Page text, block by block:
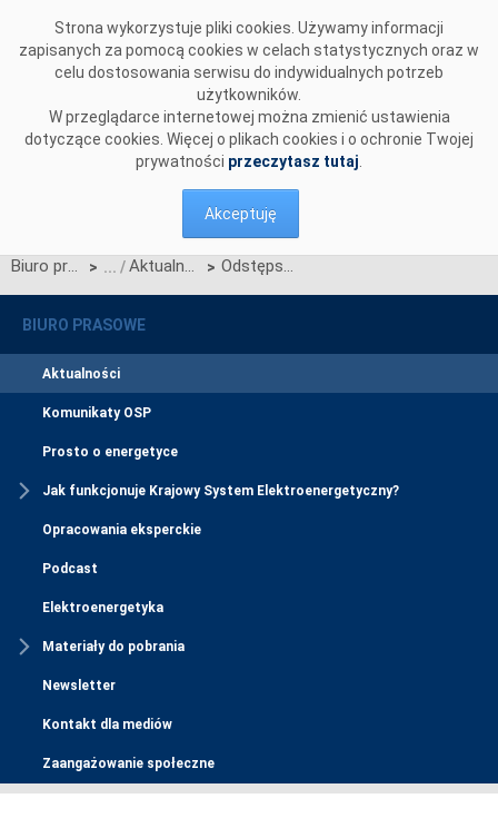
Strona wykorzystuje pliki cookies. Używamy informacji
zapisanych za pomocą cookies w celach statystycznych oraz w
celu dostosowania serwisu do indywidualnych potrzeb
użytkowników.
W przeglądarce internetowej można zmienić ustawienia
dotyczące cookies. Więcej o plikach cookies i o ochronie Twojej
prywatności przeczytasz tutaj
Akceptuję
Biuro prasowe > Aktualności > Odstępstwo od obowiązku udostępniania międzystrefowych zdolności przesyłowych dnia następnego
BIURO PRASOWE
Aktualności
Komunikaty OSP
Prosto o energetyce
Jak funkcjonuje Krajowy System Elektroenergetyczny?
Opracowania eksperckie
Podcast
Elektroenergetyka
Materiały do pobrania
Newsletter
Kontakt dla mediów
Zaangażowanie społeczne